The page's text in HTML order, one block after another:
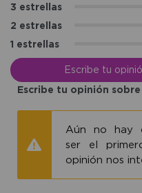
3 estrellas
2 estrellas
1 estrellas
Escribe tu
Escribe tu opinión
Aún no hay
ser el
opinión nos